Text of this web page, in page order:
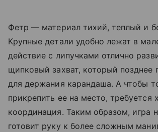
Фетр — материал тихий, теплый и
Крупные детали удобно лежат в
действие с липучками отлично
щипковый захват, который позднее
для держания карандаша. А чтобы
прикрепить ее на место, требуется
координация. Таким образом, игра
готовит руку к более сложным